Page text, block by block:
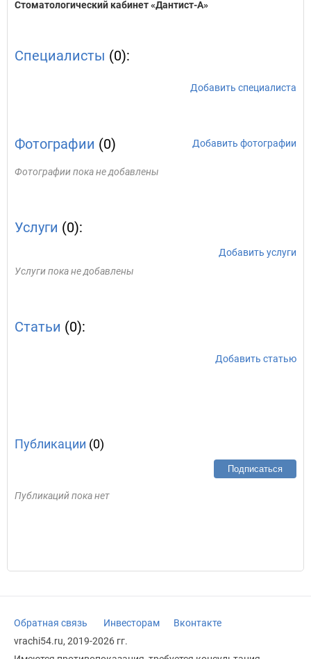
Стоматологический кабинет «Дантист-А»
Специалисты (0):
Добавить специалиста
Фотографии (0) Добавить фотографии
Фотографии пока не добавлены
Услуги (0):
Добавить услуги
Услуги пока не добавлены
Статьи (0):
Добавить статью
Публикации (0)
Подписаться
Публикаций пока нет
Обратная связь Инвесторам
Вконтакте
vrachi54.ru, 2019-2026 гг.